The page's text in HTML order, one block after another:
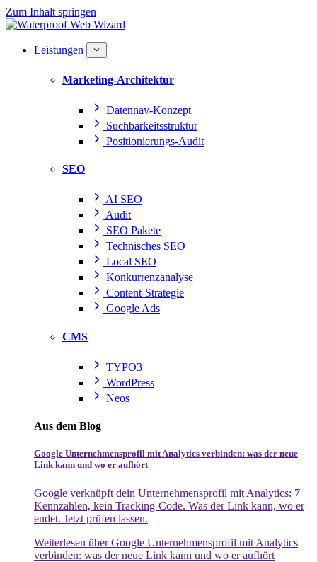
Zum Inhalt springen
Leistungen
Marketing-Architektur
Datennav-Konzept
Suchbarkeitsstruktur
Positionierungs-Audit
SEO
AI SEO
Audit
SEO Pakete
Technisches SEO
Local SEO
Konkurrenzanalyse
Content-Strategie
Google Ads
CMS
TYPO3
WordPress
Neos
Aus dem Blog
Google Unternehmensprofil mit Analytics verbinden: was der neue
Link kann und wo er aufhört
Google verknüpft dein Unternehmensprofil mit Analytics: 7
Kennzahlen, kein Tracking-Code. Was der Link kann, wo er
endet. Jetzt prüfen lassen.
Weiterlesen über Google Unternehmensprofil mit Analytics
verbinden: was der neue Link kann und wo er aufhört